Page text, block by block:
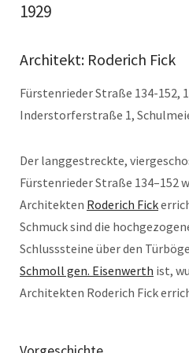
1929
Architekt: Roderich Fick
Fürstenrieder Straße 134-152,
Inderstorferstraße 1,
Der langgestreckte,
Fürstenrieder Straße 134–152
Architekten Roderich Fick
Schmuck sind die
Schlusssteine über den
Schmoll gen. Eisenwerth ist,
Architekten Roderich Fick